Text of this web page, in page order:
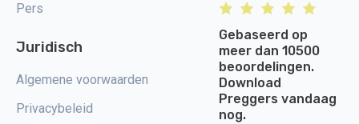
Pers
Juridisch
Algemene voorwaarden
Privacybeleid
Gebaseerd op
meer dan 10500
beoordelingen.
Download
Preggers vandaag
nog.